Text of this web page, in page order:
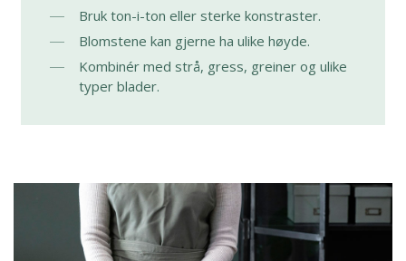
Bruk ton-i-ton eller sterke konstraster.
Blomstene kan gjerne ha ulike høyde.
Kombinér med strå, gress, greiner og ulike
typer blader.